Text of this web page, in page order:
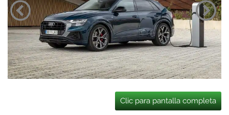
Clic para pantalla completa